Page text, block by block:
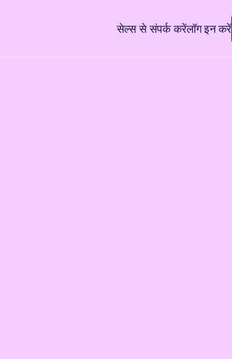
सेल्स से संपर्क करेंलॉग इन करें